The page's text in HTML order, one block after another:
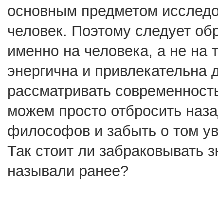
основным предметом
человек. Поэтому следует
именно на человека, а не на
энергична и
рассматривать
можем просто отбросить
философов и забыть о том
Так стоит ли забраковывать
называли ранее?